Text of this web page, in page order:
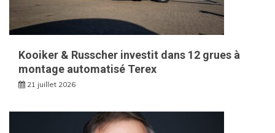
Kooiker & Russcher investit dans 12 grues à
montage automatisé Terex
21 juillet 2026